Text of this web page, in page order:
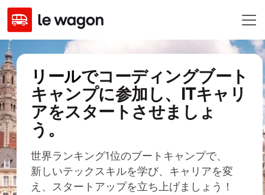
リールでコーディングブート
キャンプに参加し、ITキャリ
アをスタートさせましょ
う。
世界ランキング1位のブートキャンプで、
新しいテックスキルを学び、キャリアを変
え、スタートアップを立ち上げましょう！